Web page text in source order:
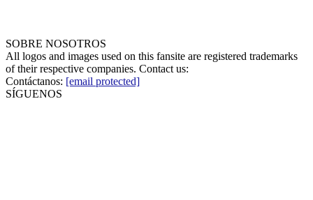
SOBRE NOSOTROS
All logos and images used on this fansite are registered trademarks
of their respective companies. Contact us:
Contáctanos: [email protected]
SÍGUENOS